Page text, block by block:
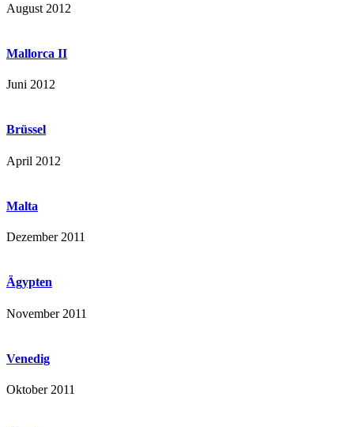
August 2012
Mallorca II
Juni 2012
Brüssel
April 2012
Malta
Dezember 2011
Ägypten
November 2011
Venedig
Oktober 2011